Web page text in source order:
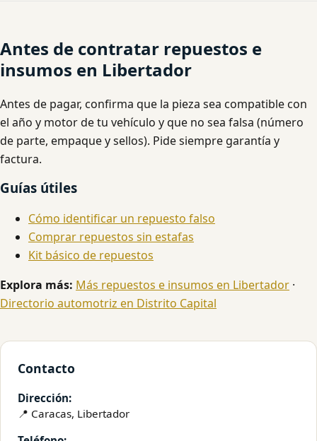
Antes de contratar repuestos e
insumos en Libertador
Antes de pagar, confirma que la pieza sea compatible con
el año y motor de tu vehículo y que no sea falsa (número
de parte, empaque y sellos). Pide siempre garantía y
factura.
Guías útiles
Cómo identificar un repuesto falso
Comprar repuestos sin estafas
Kit básico de repuestos
Explora más: Más repuestos e insumos en Libertador ·
Directorio automotriz en Distrito Capital
Contacto
Dirección:
📍 Caracas, Libertador